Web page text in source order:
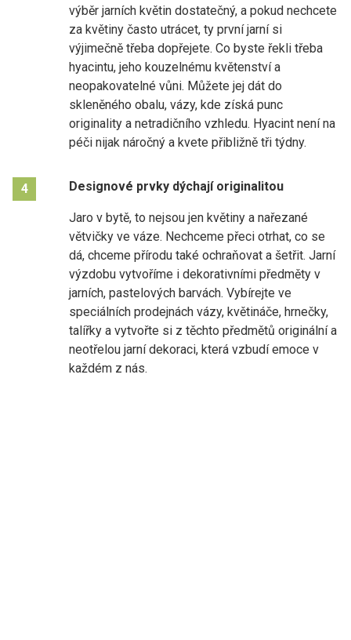
výběr jarních květin dostatečný, a pokud nechcete
za květiny často utrácet, ty první jarní si
výjimečně třeba dopřejete. Co byste řekli třeba
hyacintu, jeho kouzelnému květenství a
neopakovatelné vůni. Můžete jej dát do
skleněného obalu, vázy, kde získá punc
originality a netradičního vzhledu. Hyacint není na
péči nijak náročný a kvete přibližně tři týdny.
4 Designové prvky dýchají originalitou
Jaro v bytě, to nejsou jen květiny a nařezané
větvičky ve váze. Nechceme přeci otrhat, co se
dá, chceme přírodu také ochraňovat a šetřit. Jarní
výzdobu vytvoříme i dekorativními předměty v
jarních, pastelových barvách. Vybírejte ve
speciálních prodejnách vázy, květináče, hrnečky,
talířky a vytvořte si z těchto předmětů originální a
neotřelou jarní dekoraci, která vzbudí emoce v
každém z nás.